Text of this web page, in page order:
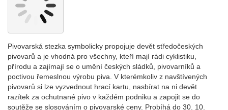
Pivovarská stezka symbolicky propojuje devět středočeských
pivovarů a je vhodná pro všechny, kteří mají rádi cyklistiku,
přírodu a zajímají se o umění českých sládků, pivovarníků a
poctivou řemeslnou výrobu piva. V kterémkoliv z navštívených
pivovarů si lze vyzvednout hrací kartu, nasbírat na ni devět
razítek za ochutnané pivo v každém podniku a zapojit se do
soutěže se slosováním o pivovarské ceny. Probíhá do 30. 10.